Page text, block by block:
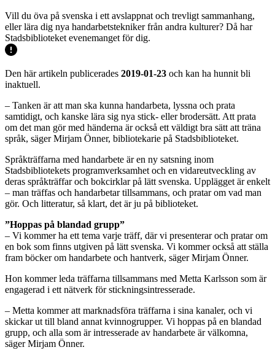
Vill du öva på svenska i ett avslappnat och trevligt sammanhang,
eller lära dig nya handarbetstekniker från andra kulturer? Då har
Stadsbiblioteket evenemanget för dig.
Den här artikeln publicerades 2019-01-23 och kan ha hunnit bli
inaktuell.
– Tanken är att man ska kunna handarbeta, lyssna och prata
samtidigt, och kanske lära sig nya stick- eller brodersätt. Att prata
om det man gör med händerna är också ett väldigt bra sätt att träna
språk, säger Mirjam Önner, bibliotekarie på Stadsbiblioteket.
Språkträffarna med handarbete är en ny satsning inom
Stadsbibliotekets programverksamhet och en vidareutveckling av
deras språkträffar och bokcirklar på lätt svenska. Upplägget är enkelt
– man träffas och handarbetar tillsammans, och pratar om vad man
gör. Och litteratur, så klart, det är ju på biblioteket.
”Hoppas på blandad grupp”
– Vi kommer ha ett tema varje träff, där vi presenterar och pratar om
en bok som finns utgiven på lätt svenska. Vi kommer också att ställa
fram böcker om handarbete och hantverk, säger Mirjam Önner.
Hon kommer leda träffarna tillsammans med Metta Karlsson som är
engagerad i ett nätverk för stickningsintresserade.
– Metta kommer att marknadsföra träffarna i sina kanaler, och vi
skickar ut till bland annat kvinnogrupper. Vi hoppas på en blandad
grupp, och alla som är intresserade av handarbete är välkomna,
säger Mirjam Önner.